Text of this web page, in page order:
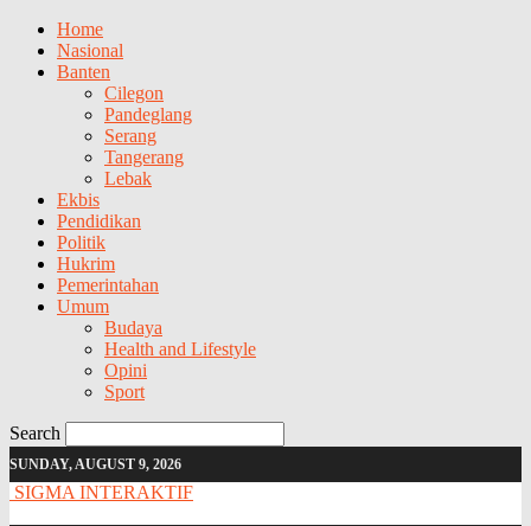
Home
Nasional
Banten
Cilegon
Pandeglang
Serang
Tangerang
Lebak
Ekbis
Pendidikan
Politik
Hukrim
Pemerintahan
Umum
Budaya
Health and Lifestyle
Opini
Sport
Search
SUNDAY, AUGUST 9, 2026
SIGMA INTERAKTIF